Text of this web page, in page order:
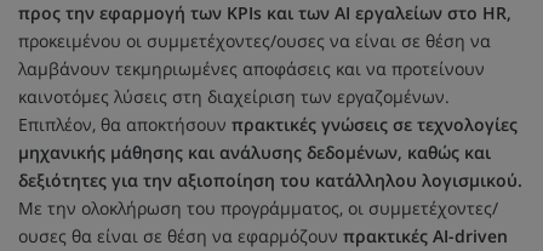
προς την εφαρμογή των KPIs και των AI εργαλείων στο HR,
προκειμένου οι συμμετέχοντες/ουσες να είναι σε θέση να
λαμβάνουν τεκμηριωμένες αποφάσεις και να προτείνουν
καινοτόμες λύσεις στη διαχείριση των εργαζομένων.
Επιπλέον, θα αποκτήσουν πρακτικές γνώσεις σε τεχνολογίες
μηχανικής μάθησης και ανάλυσης δεδομένων, καθώς και
δεξιότητες για την αξιοποίηση του κατάλληλου λογισμικού.
Με την ολοκλήρωση του προγράμματος, οι συμμετέχοντες/
ουσες θα είναι σε θέση να εφαρμόζουν πρακτικές AI-driven